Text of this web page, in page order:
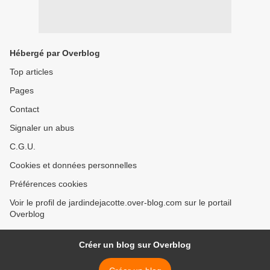
Hébergé par Overblog
Top articles
Pages
Contact
Signaler un abus
C.G.U.
Cookies et données personnelles
Préférences cookies
Voir le profil de jardindejacotte.over-blog.com sur le portail
Overblog
Créer un blog sur Overblog